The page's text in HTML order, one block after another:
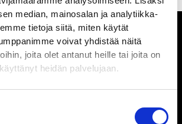
median, mainosalan ja analytiikka-
tietoja siitä, miten käytät
voivat yhdistää näitä
joita olet antanut heille tai joita on
heidän palvelujaan.